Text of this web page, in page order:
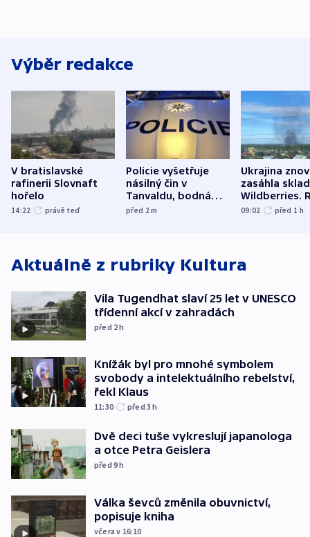
Výběr redakce
V bratislavské
rafinerii Slovnaft
hořelo
14:22 právě teď
Policie vyšetřuje
násilný čin v
Tanvaldu, bodná
zranění při něm
před 2m
Ukrajina
zasáhla
Wildberries.
útočili v
09:02 před 1 h
Aktuálně z rubriky Kultura
Vila Tugendhat slaví 25 let v UNESCO
třídenní akcí v zahradách
před 2h
Knížák byl pro mnohé symbolem
svobody a intelektuálního rebelství,
řekl Klaus
11:30 před 3h
Dvě deci tuše vykreslují japanologa
a otce Petra Geislera
před 9h
Válka ševců změnila obuvnictví,
popisuje kniha
včera v 16:10